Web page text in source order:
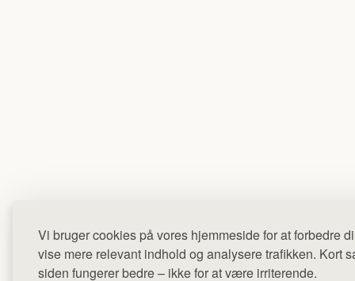
Vi bruger cookies på vores hjemmeside for at forbedre
vise mere relevant indhold og analysere trafikken. Kort
siden fungerer bedre – ikke for at være irriterende.